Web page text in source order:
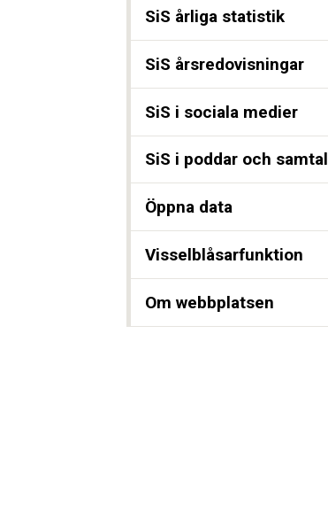
SiS årliga statistik
SiS årsredovisningar
SiS i sociala medier
SiS i poddar och samtal
Öppna data
Visselblåsarfunktion
Om webbplatsen